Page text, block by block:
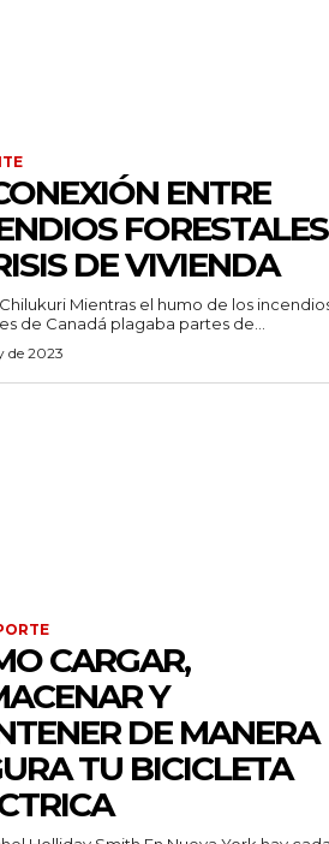
ENTRE
FORESTALES
DE VIVIENDA
el humo de los incendios
de Canadá plagaba partes de...
de 2023
CARGAR,
Y
DE MANERA
TU BICICLETA